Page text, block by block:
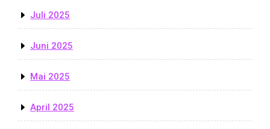
Juli 2025
Juni 2025
Mai 2025
April 2025